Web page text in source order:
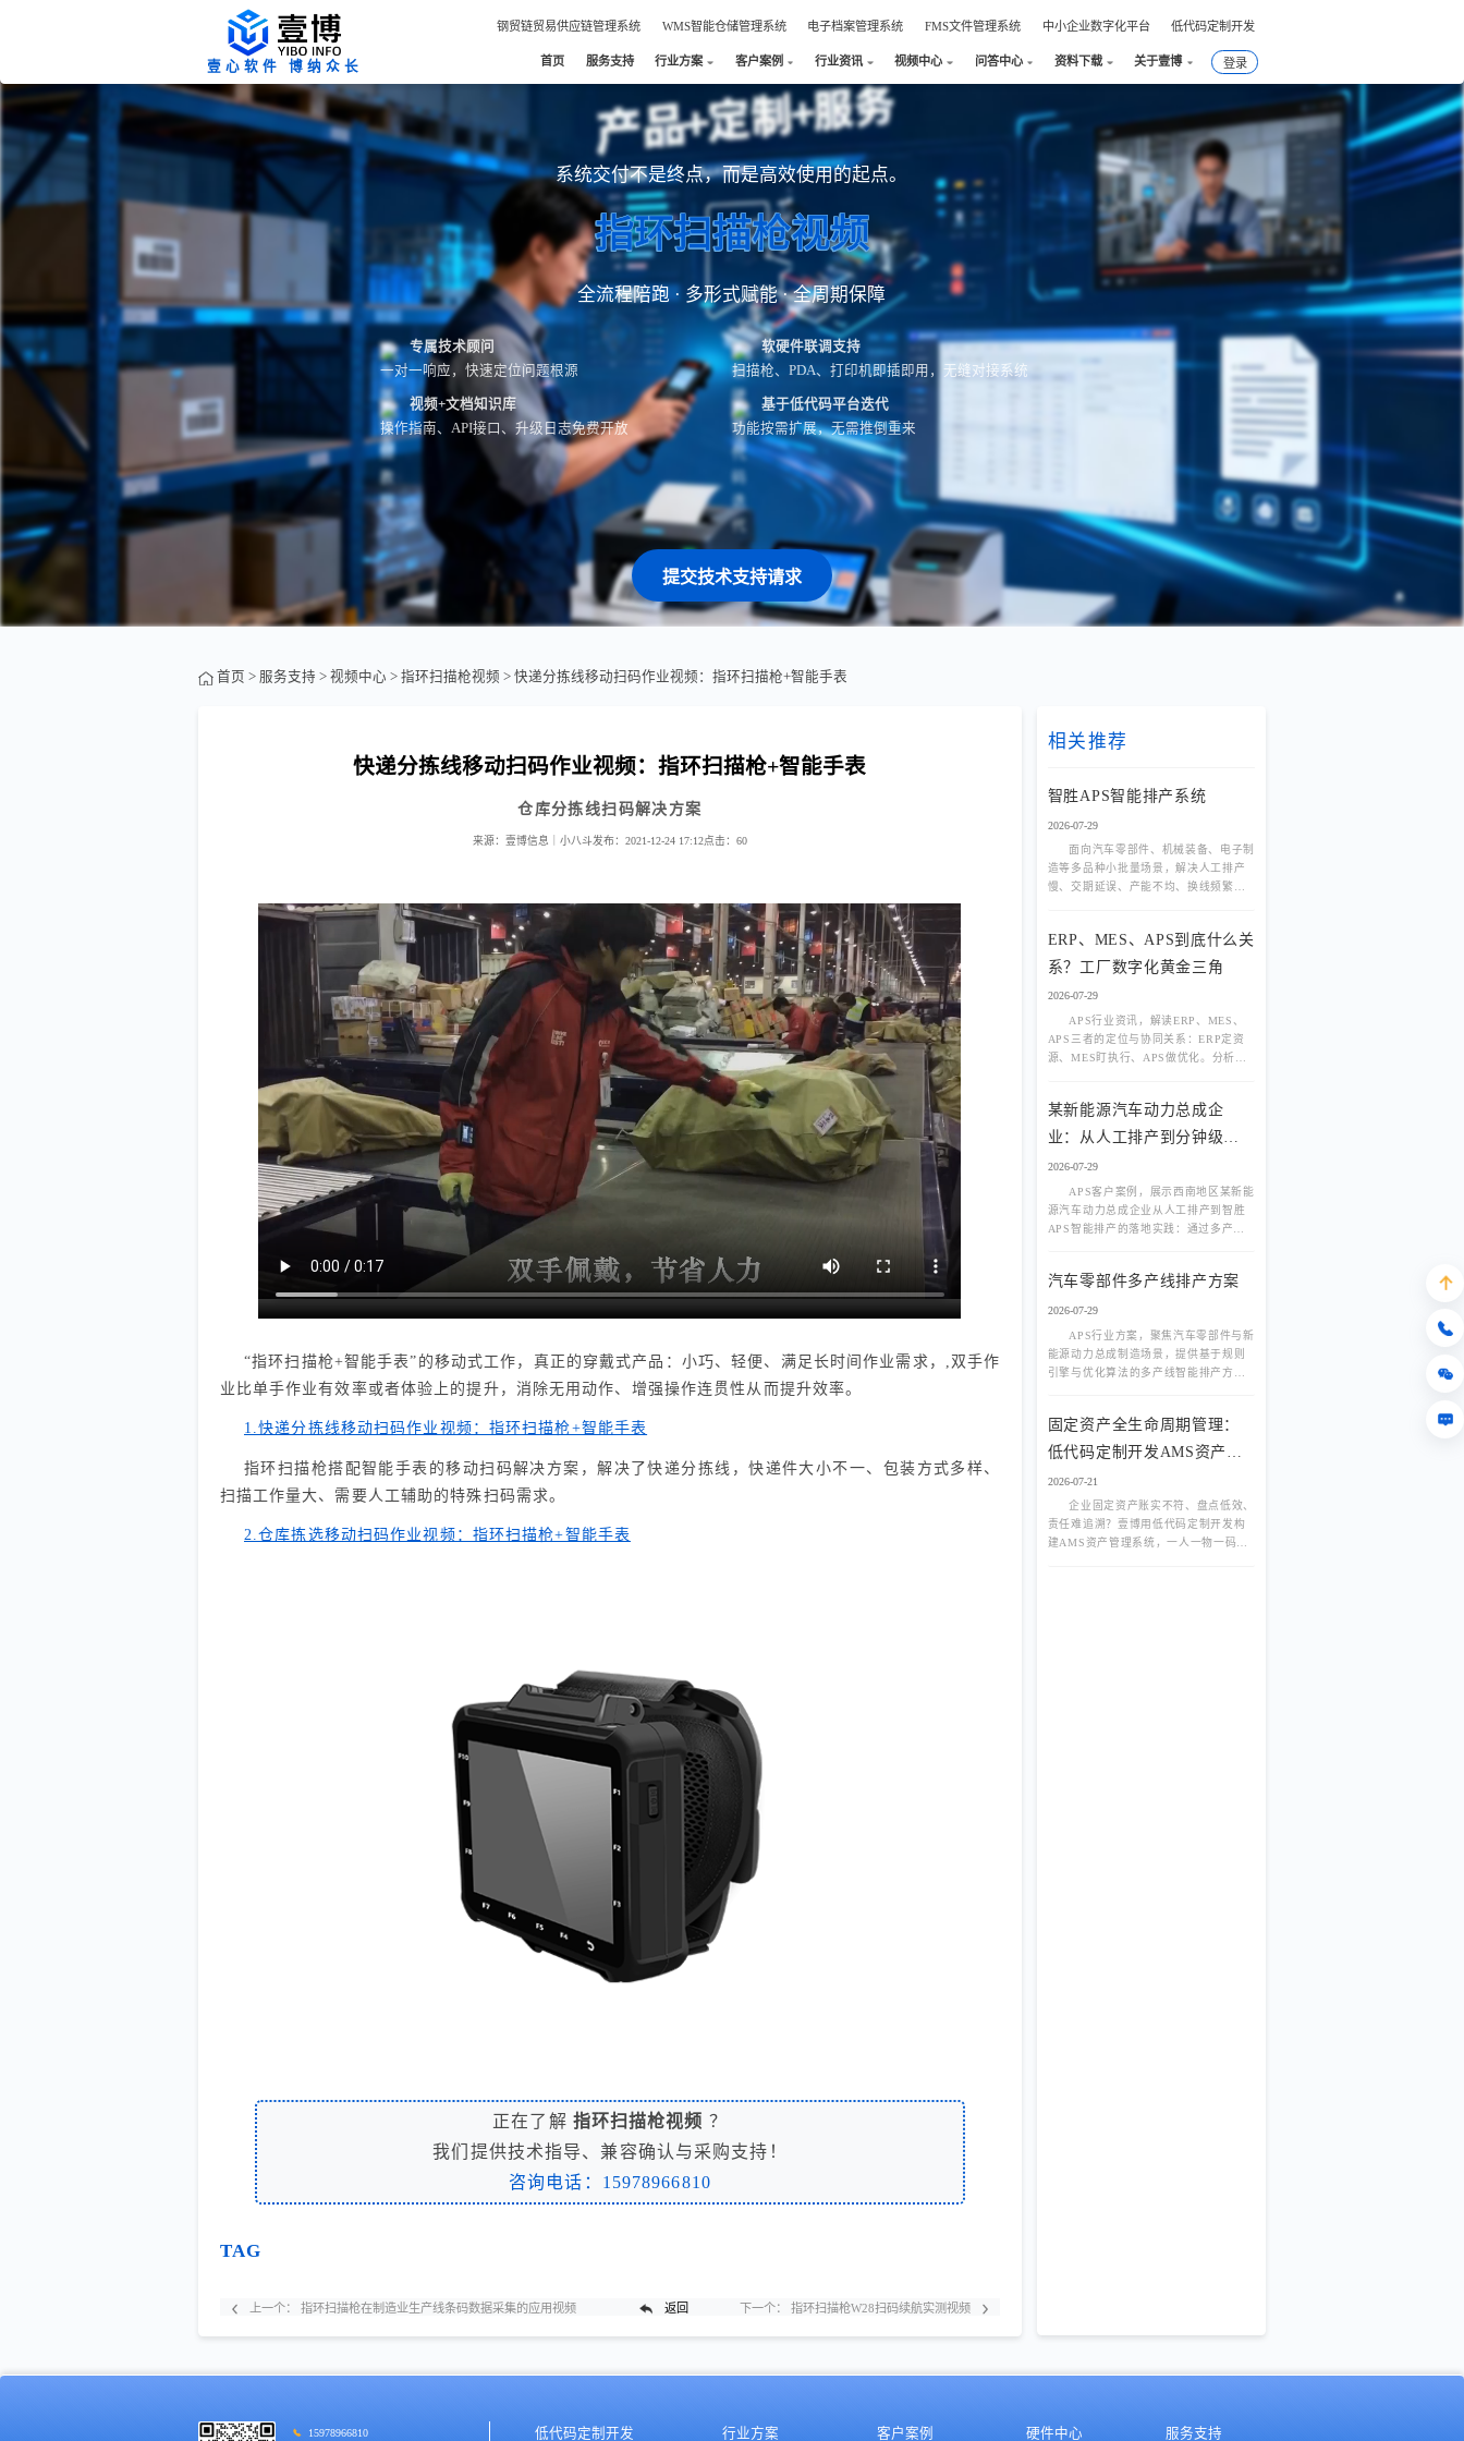
钢贸链贸易供应链管理系统 WMS智能仓储管理系统 电子档案管理系统 FMS文件管理系统 中小企业数字化平台 低代码定制开发
壹心软件 博纳众长 首页 服务支持 行业方案 客户案例 行业资讯 视频中心 问答中心 资料下载 关于壹博 登录
系统交付不是终点，而是高效使用的起点。
指环扫描枪视频
全流程陪跑 · 多形式赋能 · 全周期保障
专属技术顾问
一对一响应，快速定位问题根源
软硬件联调支持
扫描枪、PDA、打印机即插即用，无缝对接系统
视频+文档知识库
操作指南、API接口、升级日志免费开放
基于低代码平台迭代
功能按需扩展，无需推倒重来
提交技术支持请求
首页 > 服务支持 > 视频中心 > 指环扫描枪视频 > 快递分拣线移动扫码作业视频：指环扫描枪+智能手表
快递分拣线移动扫码作业视频：指环扫描枪+智能手表
仓库分拣线扫码解决方案
来源：壹博信息｜小八斗发布：2021-12-24 17:12点击： 60
“指环扫描枪+智能手表”的移动式工作，真正的穿戴式产品：小巧、轻便、满足长时间作业需求，,双手作
业比单手作业有效率或者体验上的提升，消除无用动作、增强操作连贯性从而提升效率。
1.快递分拣线移动扫码作业视频：指环扫描枪+智能手表
指环扫描枪搭配智能手表的移动扫码解决方案，解决了快递分拣线，快递件大小不一、包装方式多样、
扫描工作量大、需要人工辅助的特殊扫码需求。
2.仓库拣选移动扫码作业视频：指环扫描枪+智能手表
正在了解 指环扫描枪视频 ？
我们提供技术指导、兼容确认与采购支持！
咨询电话：15978966810
TAG
上一个： 指环扫描枪在制造业生产线条码数据采集的应用视频 返回 下一个： 指环扫描枪W28扫码续航实测视频
相关推荐
智胜APS智能排产系统
2026-07-29
面向汽车零部件、机械装备、电子制
造等多品种小批量场景，解决人工排产
慢、交期延误、产能不均、换线频繁等
ERP、MES、APS到底什么关
系？工厂数字化黄金三角
2026-07-29
APS行业资讯，解读ERP、MES、
APS三者的定位与协同关系：ERP定资
源、MES盯执行、APS做优化。分析为
衡、动态插单中的核心价值。
某新能源汽车动力总成企
业：从人工排产到分钟级智
能排程
2026-07-29
APS客户案例，展示西南地区某新能
源汽车动力总成企业从人工排产到智胜
APS智能排产的落地实践：通过多产线
升与资源利用率改善。
汽车零部件多产线排产方案
2026-07-29
APS行业方案，聚焦汽车零部件与新
能源动力总成制造场景，提供基于规则
引擎与优化算法的多产线智能排产方
慢、交期延误、产能不均难题。
固定资产全生命周期管理：
低代码定制开发AMS资产管
理系统
2026-07-21
企业固定资产账实不符、盘点低效、
责任难追溯？壹博用低代码定制开发构
建AMS资产管理系统，一人一物一码、
15978966810 低代码定制开发 行业方案 客户案例 硬件中心 服务支持